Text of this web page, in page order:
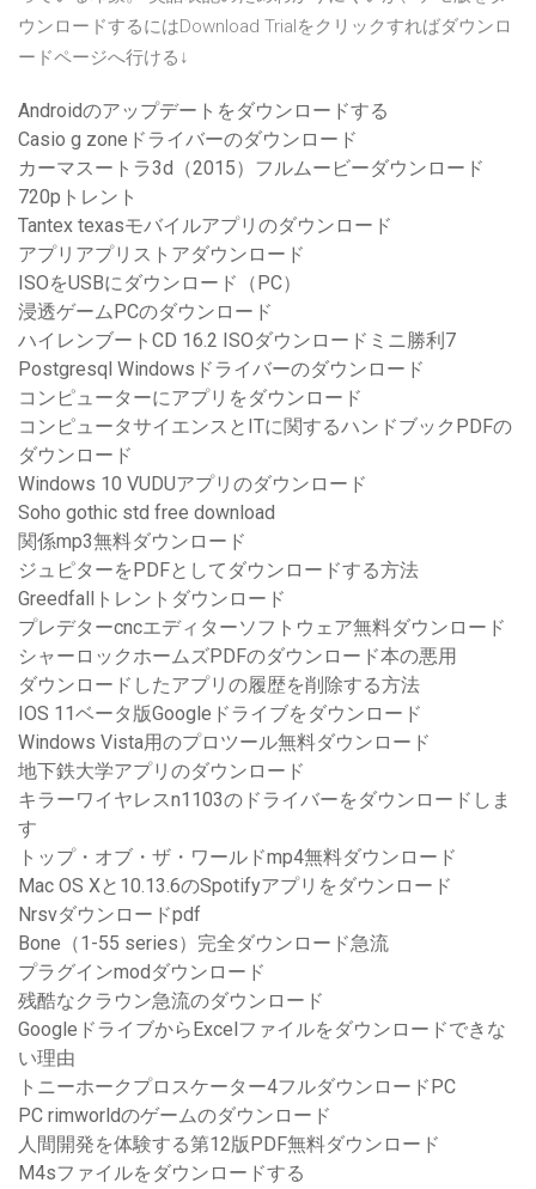
ウンロードするにはDownload Trialをクリックすればダウンロ
ードページへ行ける↓
Androidのアップデートをダウンロードする
Casio g zoneドライバーのダウンロード
カーマスートラ3d（2015）フルムービーダウンロード
720pトレント
Tantex texasモバイルアプリのダウンロード
アプリアプリストアダウンロード
ISOをUSBにダウンロード（PC）
浸透ゲームPCのダウンロード
ハイレンブートCD 16.2 ISOダウンロードミニ勝利7
Postgresql Windowsドライバーのダウンロード
コンピューターにアプリをダウンロード
コンピュータサイエンスとITに関するハンドブックPDFの
ダウンロード
Windows 10 VUDUアプリのダウンロード
Soho gothic std free download
関係mp3無料ダウンロード
ジュピターをPDFとしてダウンロードする方法
Greedfallトレントダウンロード
プレデターcncエディターソフトウェア無料ダウンロード
シャーロックホームズPDFのダウンロード本の悪用
ダウンロードしたアプリの履歴を削除する方法
IOS 11ベータ版Googleドライブをダウンロード
Windows Vista用のプロツール無料ダウンロード
地下鉄大学アプリのダウンロード
キラーワイヤレスn1103のドライバーをダウンロードしま
す
トップ・オブ・ザ・ワールドmp4無料ダウンロード
Mac OS Xと10.13.6のSpotifyアプリをダウンロード
Nrsvダウンロードpdf
Bone（1-55 series）完全ダウンロード急流
プラグインmodダウンロード
残酷なクラウン急流のダウンロード
GoogleドライブからExcelファイルをダウンロードできな
い理由
トニーホークプロスケーター4フルダウンロードPC
PC rimworldのゲームのダウンロード
人間開発を体験する第12版PDF無料ダウンロード
M4sファイルをダウンロードする